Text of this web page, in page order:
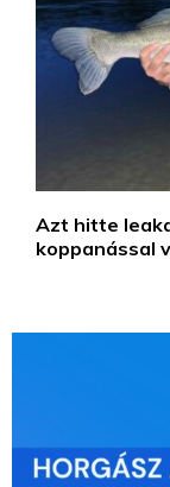
Azt hitte
koppanással